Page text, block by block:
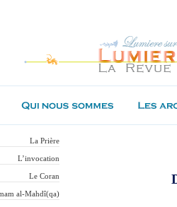
La Prière
L’invocation
Le Coran
al-Mahdî(qa)